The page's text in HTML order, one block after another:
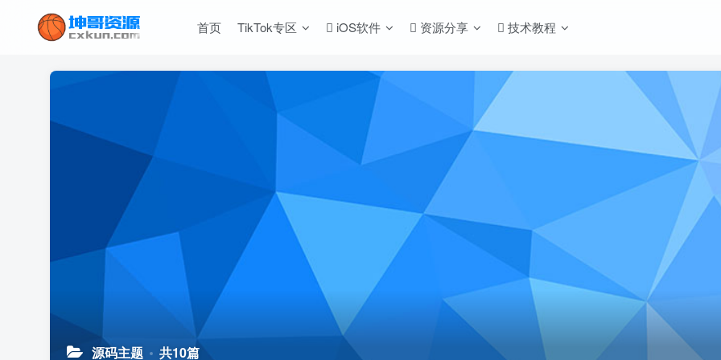
首页 TikTok专区 iOS软件 资源分享 技术教程
源码主题 共10篇